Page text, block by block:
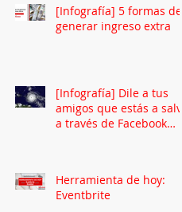
[Infografía] 5 formas de
generar ingreso extra
[Infografía] Dile a tus
amigos que estás a salvo
a través de Facebook
Herramienta de hoy:
Eventbrite